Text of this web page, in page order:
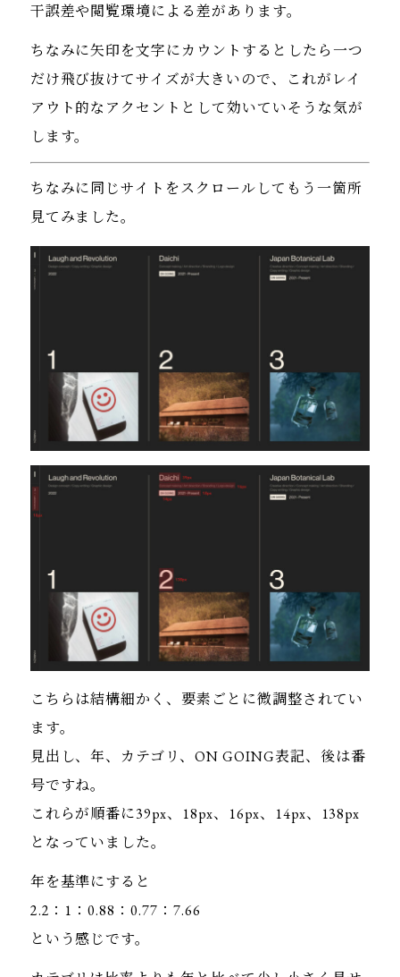
干誤差や閲覧環境による差があります。
ちなみに矢印を文字にカウントするとしたら一つ
だけ飛び抜けてサイズが大きいので、これがレイ
アウト的なアクセントとして効いていそうな気が
します。
ちなみに同じサイトをスクロールしてもう一箇所
見てみました。
こちらは結構細かく、要素ごとに微調整されてい
ます。
見出し、年、カテゴリ、ON GOING表記、後は番
号ですね。
これらが順番に39px、18px、16px、14px、138px
となっていました。
年を基準にすると
2.2：1：0.88：0.77：7.66
という感じです。